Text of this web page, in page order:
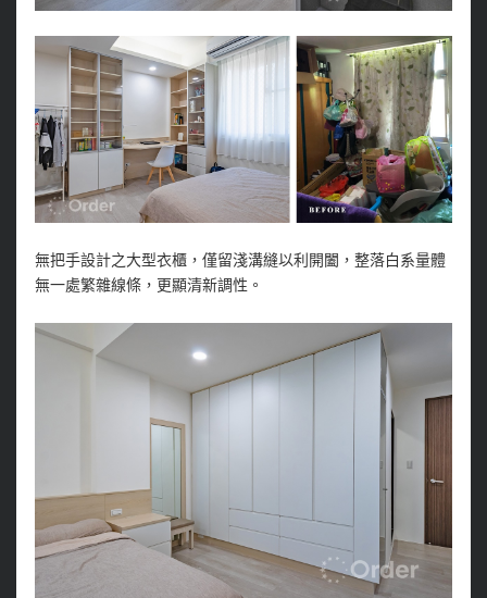
無把手設計之大型衣櫃，僅留淺溝縫以利開闔，整落白系量體
無一處繁雜線條，更顯清新調性。